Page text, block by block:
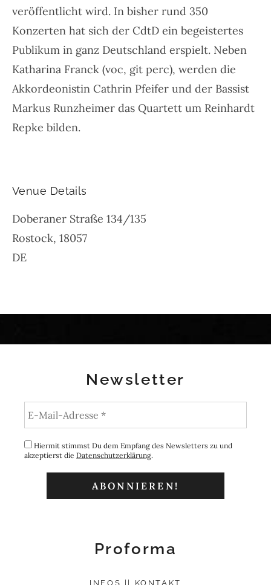
veröffentlicht wird. In bisher rund 350
Konzerten hat sich der CdtD ein begeistertes
Publikum in ganz Deutschland erspielt. Neben
Katharina Franck (voc, git perc), werden die
Akkordeonistin Cathrin Pfeifer und der Bassist
Markus Runzheimer das Quartett um Reinhardt
Repke bilden.
Venue Details
Doberaner Straße 134/135
Rostock, 18057
DE
Newsletter
Hiermit stimmst Du dem Empfang des Newsletters zu und
akzeptierst die Datenschutzerklärung.
Proforma
INFOS || KONTAKT